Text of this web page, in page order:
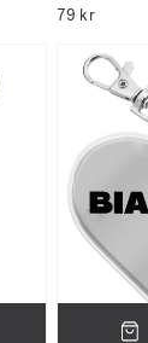
79 kr